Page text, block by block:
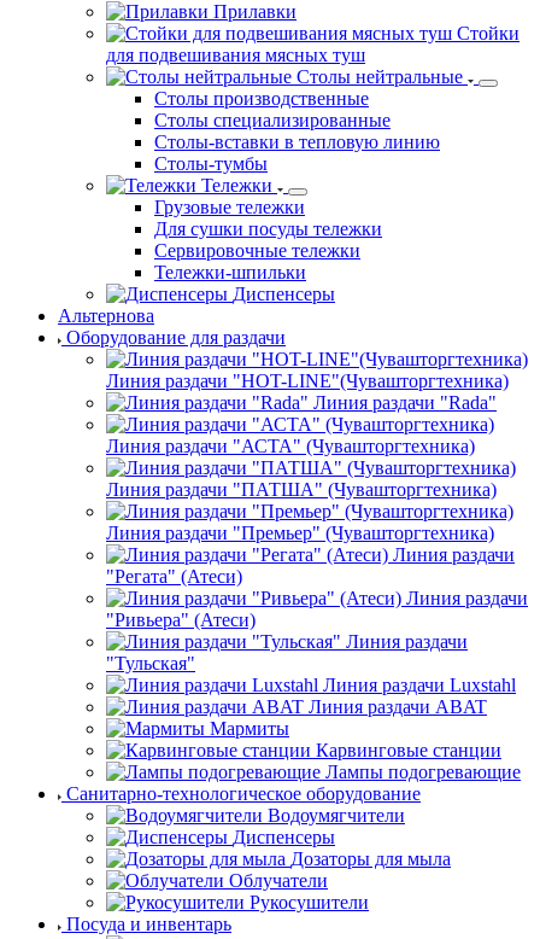
Ларь для овощей
Модули
оборудования
Подтоварники
Полки кухонные
Прилавки
для подвешивания мясных туш
Столы нейтральные
Столы производственные
Столы специализированные
Столы-вставки в тепловую линию
Столы-тумбы
Грузовые тележки
Для сушки посуды тележки
Сервировочные тележки
Тележки-шпильки
Диспенсеры
Альтернова
Оборудование для раздачи
Линия раздачи "HOT-LINE"(Чувашторгтехника)
Линия раздачи "Rada"
Линия раздачи "АСТА" (Чувашторгтехника)
Линия раздачи "ПАТША" (Чувашторгтехника)
Линия раздачи "Премьер" (Чувашторгтехника)
Линия раздачи
"Регата" (Атеси)
"Ривьера" (Атеси)
Линия раздачи
"Тульская"
Линия раздачи Luxstahl
Линия раздачи ABAT
Мармиты
Карвинговые станции
Лампы подогревающие
Санитарно-технологическое оборудование